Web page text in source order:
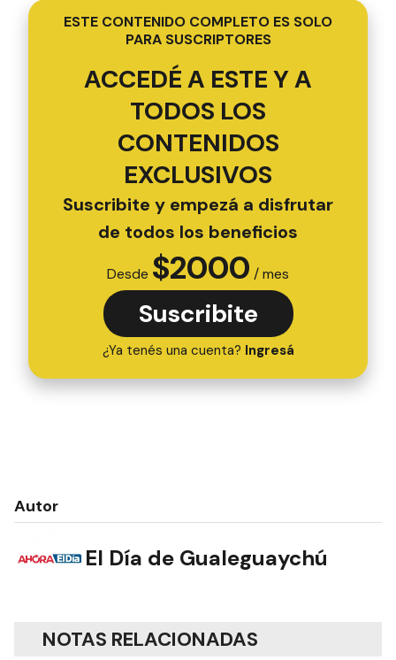
ESTE CONTENIDO COMPLETO ES SOLO
PARA SUSCRIPTORES
ACCEDÉ A ESTE Y A
TODOS LOS
CONTENIDOS
EXCLUSIVOS
Suscribite y empezá a disfrutar
de todos los beneficios
Desde $2000 / mes
Suscribite
¿Ya tenés una cuenta? Ingresá
Autor
El Día de Gualeguaychú
NOTAS RELACIONADAS